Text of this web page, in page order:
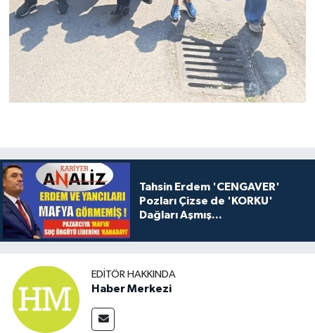
Tahsin Erdem 'CENGAVER'
Pozları Çizse de 'KORKU'
Dağları Aşmış...
EDITÖR HAKKINDA
Haber Merkezi